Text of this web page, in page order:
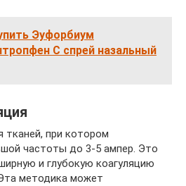
Эуфорбиум
С спрей назальный
тканей, при котором
частоты до 3-5 ампер. Это
и глубокую коагуляцию
методика может